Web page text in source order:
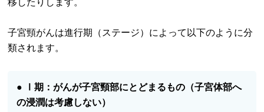
移したりします。
子宮頸がんは進行期（ステージ）によって以下のように分
類されます。
●
Ⅰ期：がんが子宮頸部にとどまるもの（子宮体部へ
の浸潤は考慮しない）